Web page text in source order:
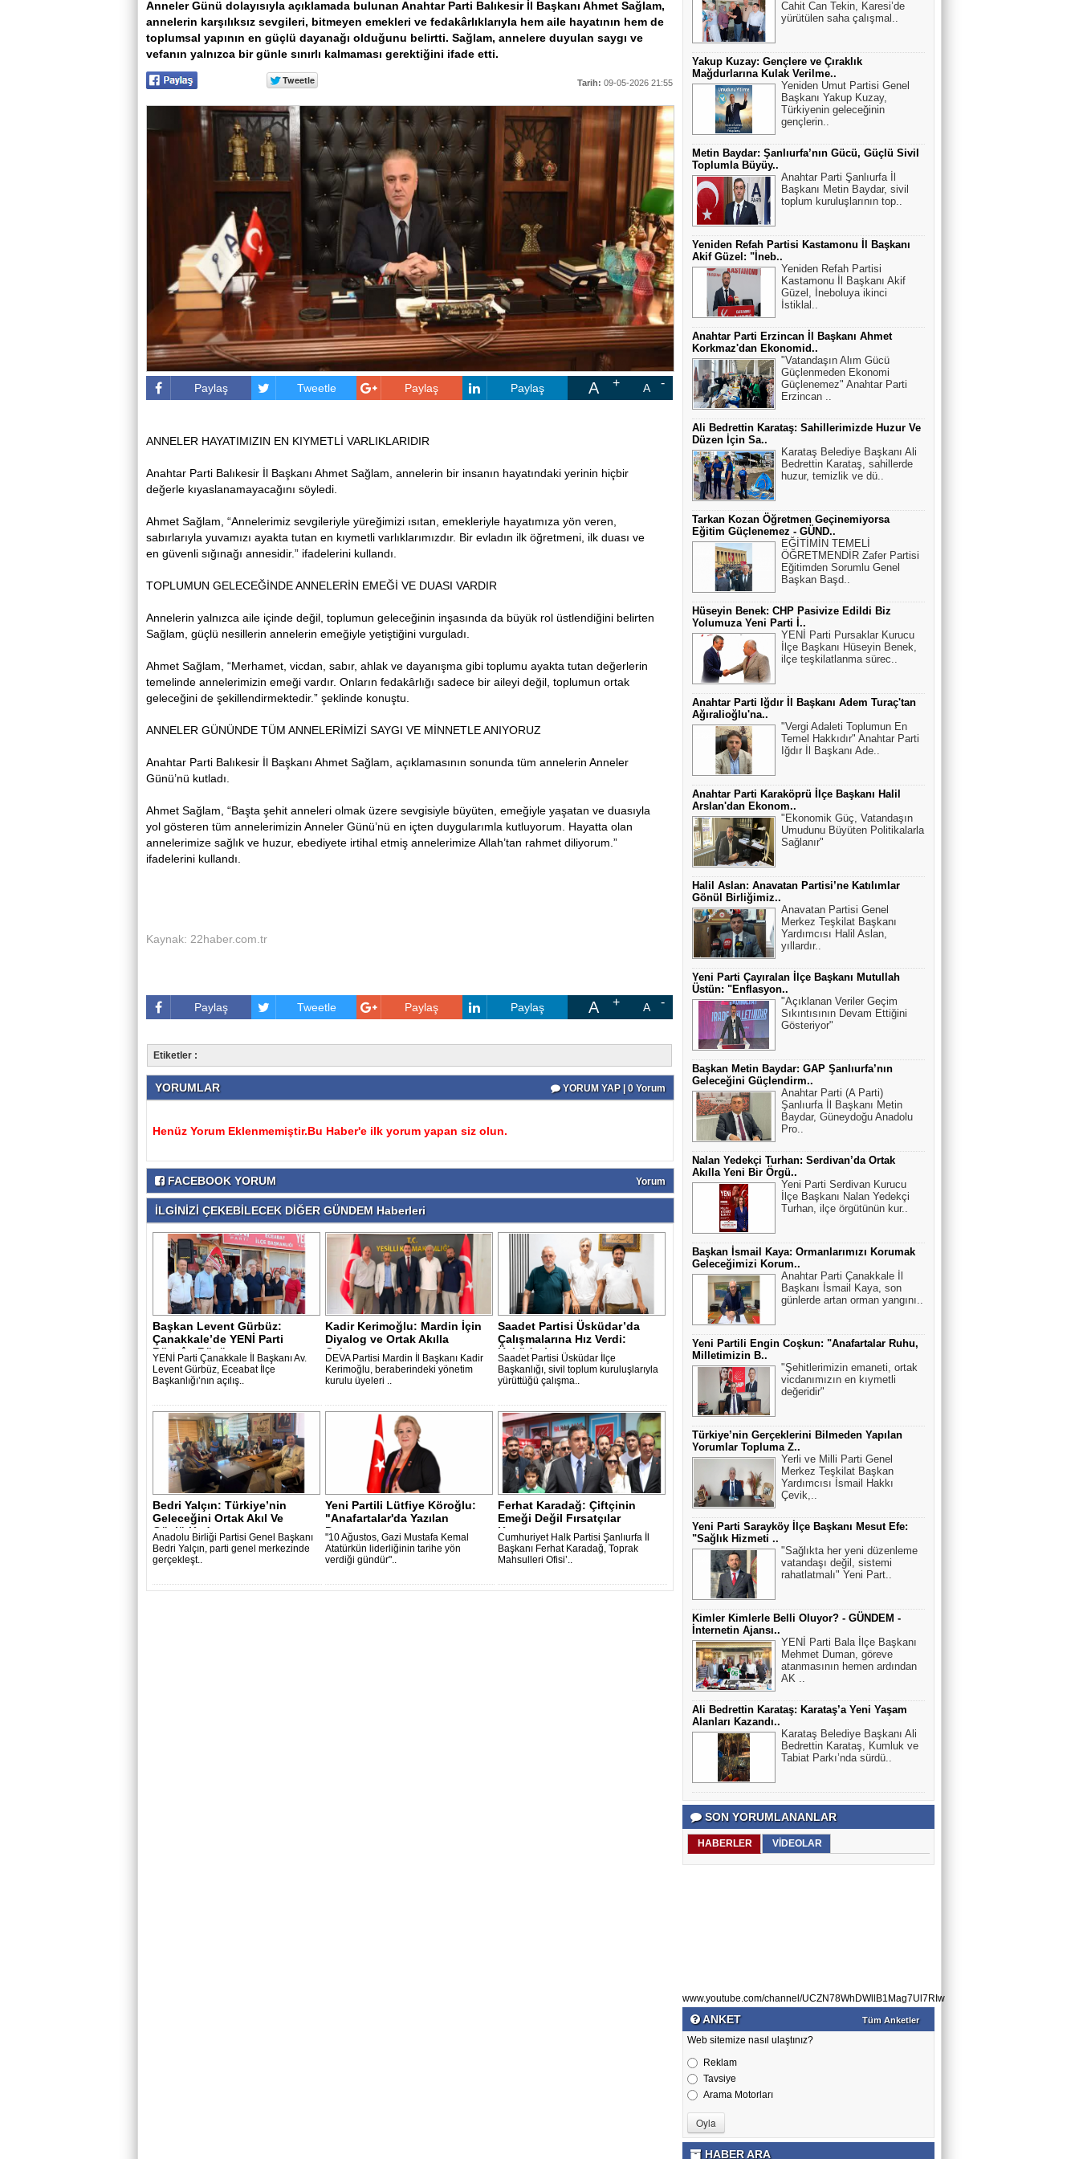
Anneler Günü dolayısıyla açıklamada bulunan Anahtar Parti Balıkesir İl Başkanı Ahmet Sağlam,
annelerin karşılıksız sevgileri, bitmeyen emekleri ve fedakârlıklarıyla hem aile hayatının hem de
toplumsal yapının en güçlü dayanağı olduğunu belirtti. Sağlam, annelere duyulan saygı ve
vefanın yalnızca bir günle sınırlı kalmaması gerektiğini ifade etti.
Tarih: 09-05-2026 21:55
Paylaş Tweetle Paylaş Paylaş A A
ANNELER HAYATIMIZIN EN KIYMETLİ VARLIKLARIDIR
Anahtar Parti Balıkesir İl Başkanı Ahmet Sağlam, annelerin bir insanın hayatındaki yerinin hiçbir
değerle kıyaslanamayacağını söyledi.
Ahmet Sağlam, “Annelerimiz sevgileriyle yüreğimizi ısıtan, emekleriyle hayatımıza yön veren,
sabırlarıyla yuvamızı ayakta tutan en kıymetli varlıklarımızdır. Bir evladın ilk öğretmeni, ilk duası ve
en güvenli sığınağı annesidir.” ifadelerini kullandı.
TOPLUMUN GELECEĞİNDE ANNELERİN EMEĞİ VE DUASI VARDIR
Annelerin yalnızca aile içinde değil, toplumun geleceğinin inşasında da büyük rol üstlendiğini belirten
Sağlam, güçlü nesillerin annelerin emeğiyle yetiştiğini vurguladı.
Ahmet Sağlam, “Merhamet, vicdan, sabır, ahlak ve dayanışma gibi toplumu ayakta tutan değerlerin
temelinde annelerimizin emeği vardır. Onların fedakârlığı sadece bir aileyi değil, toplumun ortak
geleceğini de şekillendirmektedir.” şeklinde konuştu.
ANNELER GÜNÜNDE TÜM ANNELERİMİZİ SAYGI VE MİNNETLE ANIYORUZ
Anahtar Parti Balıkesir İl Başkanı Ahmet Sağlam, açıklamasının sonunda tüm annelerin Anneler
Günü’nü kutladı.
Ahmet Sağlam, “Başta şehit anneleri olmak üzere sevgisiyle büyüten, emeğiyle yaşatan ve duasıyla
yol gösteren tüm annelerimizin Anneler Günü’nü en içten duygularımla kutluyorum. Hayatta olan
annelerimize sağlık ve huzur, ebediyete irtihal etmiş annelerimize Allah’tan rahmet diliyorum.”
ifadelerini kullandı.
Kaynak: 22haber.com.tr
Paylaş Tweetle Paylaş Paylaş A A
Etiketler :
YORUMLAR YORUM YAP | 0 Yorum
Henüz Yorum Eklenmemiştir.Bu Haber'e ilk yorum yapan siz olun.
FACEBOOK YORUM Yorum
İLGİNİZİ ÇEKEBİLECEK DİĞER GÜNDEM Haberleri
Başkan Levent Gürbüz:
Çanakkale’de YENİ Parti
Rüzgârı Büyüyo..
YENİ Parti Çanakkale İl Başkanı Av.
Levent Gürbüz, Eceabat İlçe
Başkanlığı’nın açılış..
Kadir Kerimoğlu: Mardin İçin
Diyalog ve Ortak Akılla
Çalışac..
DEVA Partisi Mardin İl Başkanı Kadir
Kerimoğlu, beraberindeki yönetim
kurulu üyeleri ..
Saadet Partisi Üsküdar’da
Çalışmalarına Hız Verdi:
Üsküdar’ı..
Saadet Partisi Üsküdar İlçe
Başkanlığı, sivil toplum kuruluşlarıyla
yürüttüğü çalışma..
Bedri Yalçın: Türkiye’nin
Geleceğini Ortak Akıl Ve
Güçlü Kad..
Anadolu Birliği Partisi Genel Başkanı
Bedri Yalçın, parti genel merkezinde
gerçekleşt..
Yeni Partili Lütfiye Köroğlu:
"Anafartalar'da Yazılan
Destan..
"10 Ağustos, Gazi Mustafa Kemal
Atatürkün liderliğinin tarihe yön
verdiği gündür"..
Ferhat Karadağ: Çiftçinin
Emeği Değil Fırsatçılar
Kazanıyor ..
Cumhuriyet Halk Partisi Şanlıurfa İl
Başkanı Ferhat Karadağ, Toprak
Mahsulleri Ofisi’..
Cahit Can Tekin, Karesi’de
yürütülen saha çalışmal..
Yakup Kuzay: Gençlere ve Çıraklık
Mağdurlarına Kulak Verilme..
Yeniden Umut Partisi Genel
Başkanı Yakup Kuzay,
Türkiyenin geleceğinin
gençlerin..
Metin Baydar: Şanlıurfa’nın Gücü, Güçlü Sivil
Toplumla Büyüy..
Anahtar Parti Şanlıurfa İl
Başkanı Metin Baydar, sivil
toplum kuruluşlarının top..
Yeniden Refah Partisi Kastamonu İl Başkanı
Akif Güzel: "İneb..
Yeniden Refah Partisi
Kastamonu İl Başkanı Akif
Güzel, İneboluya ikinci
İstiklal..
Anahtar Parti Erzincan İl Başkanı Ahmet
Korkmaz'dan Ekonomid..
"Vatandaşın Alım Gücü
Güçlenmeden Ekonomi
Güçlenemez" Anahtar Parti
Erzincan ..
Ali Bedrettin Karataş: Sahillerimizde Huzur Ve
Düzen İçin Sa..
Karataş Belediye Başkanı Ali
Bedrettin Karataş, sahillerde
huzur, temizlik ve dü..
Tarkan Kozan Öğretmen Geçinemiyorsa
Eğitim Güçlenemez - GÜND..
EĞİTİMİN TEMELİ
ÖĞRETMENDİR Zafer Partisi
Eğitimden Sorumlu Genel
Başkan Başd..
Hüseyin Benek: CHP Pasivize Edildi Biz
Yolumuza Yeni Parti İ..
YENİ Parti Pursaklar Kurucu
İlçe Başkanı Hüseyin Benek,
ilçe teşkilatlanma sürec..
Anahtar Parti Iğdır İl Başkanı Adem Turaç'tan
Ağıralioğlu'na..
"Vergi Adaleti Toplumun En
Temel Hakkıdır" Anahtar Parti
Iğdır İl Başkanı Ade..
Anahtar Parti Karaköprü İlçe Başkanı Halil
Arslan'dan Ekonom..
"Ekonomik Güç, Vatandaşın
Umudunu Büyüten Politikalarla
Sağlanır"
Halil Aslan: Anavatan Partisi’ne Katılımlar
Gönül Birliğimiz..
Anavatan Partisi Genel
Merkez Teşkilat Başkanı
Yardımcısı Halil Aslan,
yıllardır..
Yeni Parti Çayıralan İlçe Başkanı Mutullah
Üstün: "Enflasyon..
"Açıklanan Veriler Geçim
Sıkıntısının Devam Ettiğini
Gösteriyor"
Başkan Metin Baydar: GAP Şanlıurfa’nın
Geleceğini Güçlendirm..
Anahtar Parti (A Parti)
Şanlıurfa İl Başkanı Metin
Baydar, Güneydoğu Anadolu
Pro..
Nalan Yedekçi Turhan: Serdivan’da Ortak
Akılla Yeni Bir Örgü..
Yeni Parti Serdivan Kurucu
İlçe Başkanı Nalan Yedekçi
Turhan, ilçe örgütünün kur..
Başkan İsmail Kaya: Ormanlarımızı Korumak
Geleceğimizi Korum..
Anahtar Parti Çanakkale İl
Başkanı İsmail Kaya, son
günlerde artan orman yangını..
Yeni Partili Engin Coşkun: "Anafartalar Ruhu,
Milletimizin B..
"Şehitlerimizin emaneti, ortak
vicdanımızın en kıymetli
değeridir"
Türkiye’nin Gerçeklerini Bilmeden Yapılan
Yorumlar Topluma Z..
Yerli ve Milli Parti Genel
Merkez Teşkilat Başkan
Yardımcısı İsmail Hakkı
Çevik,..
Yeni Parti Sarayköy İlçe Başkanı Mesut Efe:
"Sağlık Hizmeti ..
"Sağlıkta her yeni düzenleme
vatandaşı değil, sistemi
rahatlatmalı" Yeni Part..
Kimler Kimlerle Belli Oluyor? - GÜNDEM -
İnternetin Ajansı..
YENİ Parti Bala İlçe Başkanı
Mehmet Duman, göreve
atanmasının hemen ardından
AK ..
Ali Bedrettin Karataş: Karataş’a Yeni Yaşam
Alanları Kazandı..
Karataş Belediye Başkanı Ali
Bedrettin Karataş, Kumluk ve
Tabiat Parkı’nda sürdü..
SON YORUMLANANLAR
HABERLER VİDEOLAR
www.youtube.com/channel/UCZN78WhDWllB1Mag7Ul7RIw
ANKET Tüm Anketler
Web sitemize nasıl ulaştınız?
Reklam
Tavsiye
Arama Motorları
HABER ARA